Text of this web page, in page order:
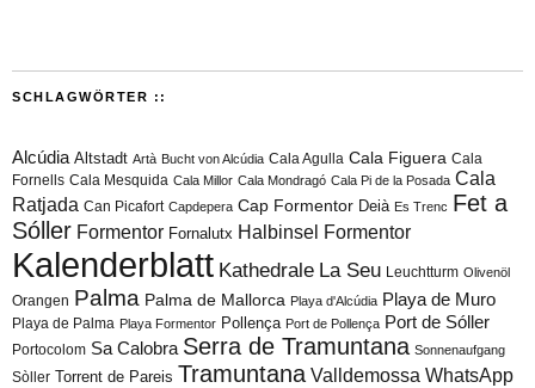
SCHLAGWÖRTER ::
Alcúdia Altstadt Artà Bucht von Alcúdia Cala Agulla Cala Figuera Cala
Fornells Cala Mesquida Cala Millor Cala Mondragó Cala Pi de la Posada Cala
Ratjada Can Picafort Capdepera Cap Formentor Deià Es Trenc Fet a
Sóller Formentor Fornalutx Halbinsel Formentor
Kalenderblatt Kathedrale La Seu Leuchtturm Olivenöl
Orangen Palma Palma de Mallorca Playa d'Alcúdia Playa de Muro
Playa de Palma Playa Formentor Pollença Port de Pollença Port de Sóller
Portocolom Sa Calobra Serra de Tramuntana Sonnenaufgang
Sòller Torrent de Pareis Tramuntana Valldemossa WhatsApp